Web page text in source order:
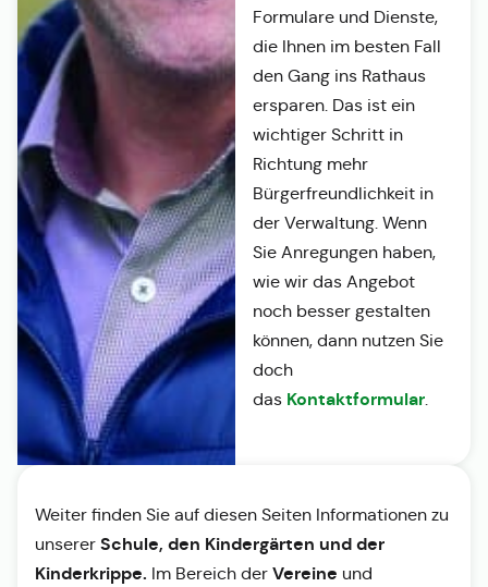
Formulare und Dienste,
die Ihnen im besten Fall
den Gang ins Rathaus
ersparen. Das ist ein
wichtiger Schritt in
Richtung mehr
Bürgerfreundlichkeit in
der Verwaltung. Wenn
Sie Anregungen haben,
wie wir das Angebot
noch besser gestalten
können, dann nutzen Sie
doch
das Kontaktformular.
Weiter finden Sie auf diesen Seiten Informationen zu
unserer Schule, den Kindergärten und der
Kinderkrippe. Im Bereich der Vereine und